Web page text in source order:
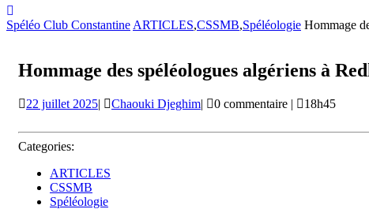
BUTTON
Spéléo Club Constantine ARTICLES,CSSMB,Spéléologie Hommage
Hommage des spéléologues algériens à
22 juillet 202522
2025
| Chaouki DjeghimChaouki
| 0 commentaire | 18h45
Categories:
ARTICLES
CSSMB
Spéléologie